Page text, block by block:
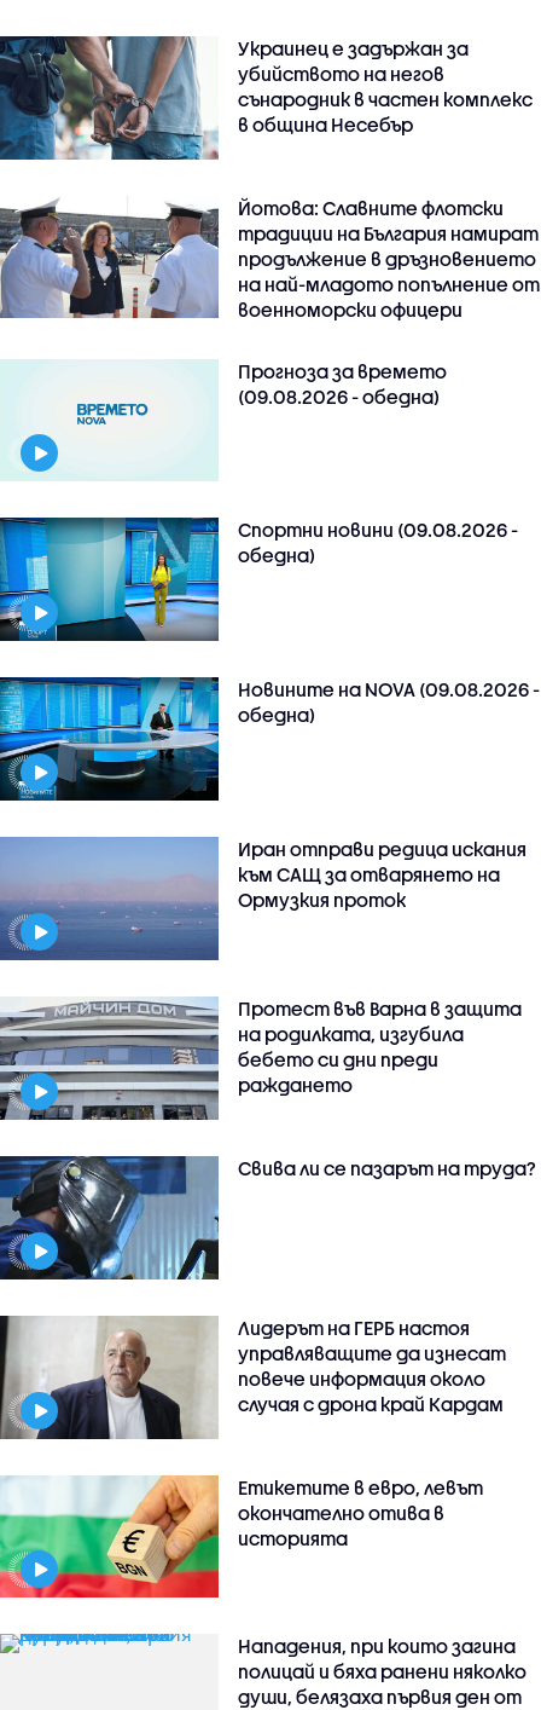
Украинец е задържан за
убийството на негов
сънародник в частен комплекс
в община Несебър
Йотова: Славните флотски
традиции на България намират
продължение в дръзновението
на най-младото попълнение от
военноморски офицери
Прогноза за времето
(09.08.2026 - обедна)
Спортни новини (09.08.2026 -
обедна)
Новините на NOVA (09.08.2026 -
обедна)
Иран отправи редица искания
към САЩ за отварянето на
Ормузкия проток
Протест във Варна в защита
на родилката, изгубила
бебето си дни преди
раждането
Свива ли се пазарът на труда?
Лидерът на ГЕРБ настоя
управляващите да изнесат
повече информация около
случая с дрона край Кардам
Етикетите в евро, левът
окончателно отива в
историята
Нападения, при които загина
полицай и бяха ранени няколко
души, белязаха първия ден от